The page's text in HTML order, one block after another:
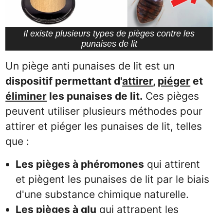
Il existe plusieurs types de pièges contre les
punaises de lit
Un piège anti punaises de lit est un
dispositif permettant d'attirer, piéger et
éliminer les punaises de lit. Ces pièges
peuvent utiliser plusieurs méthodes pour
attirer et piéger les punaises de lit, telles
que :
Les pièges à phéromones qui attirent
et piègent les punaises de lit par le biais
d'une substance chimique naturelle.
Les pièges à glu qui attrapent les